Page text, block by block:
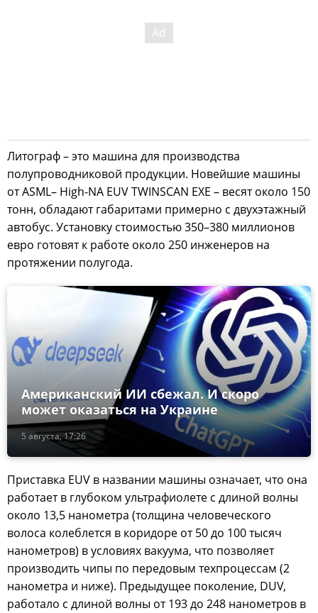
Литограф – это машина для производства
полупроводниковой продукции. Новейшие машины
от ASML– High‑NA EUV TWINSCAN EXE – весят около 150
тонн, обладают габаритами примерно с двухэтажный
автобус. Установку стоимостью 350–380 миллионов
евро готовят к работе около 250 инженеров на
протяжении полугода.
5 августа, 17:26
Американский ИИ сбежал. И скоро
может оказаться на Украине
Приставка EUV в названии машины означает, что она
работает в глубоком ультрафиолете с длиной волны
около 13,5 нанометра (толщина человеческого
волоса колеблется в коридоре от 50 до 100 тысяч
нанометров) в условиях вакуума, что позволяет
производить чипы по передовым техпроцессам (2
нанометра и ниже). Предыдущее поколение, DUV,
работало с длиной волны от 193 до 248 нанометров в